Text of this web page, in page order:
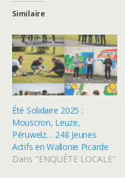
Similaire
Été Solidaire 2025 :
Mouscron, Leuze,
Péruwelz… 248 Jeunes
Actifs en Wallonie Picarde
Dans "ENQUÊTE LOCALE"